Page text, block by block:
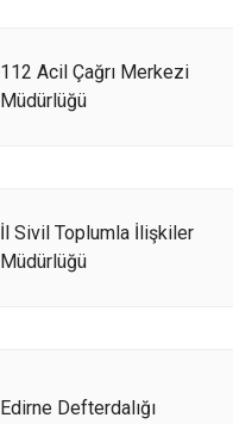
112 Acil Çağrı Merkezi
Müdürlüğü
İl Sivil Toplumla İlişkiler
Müdürlüğü
Edirne Defterdalığı